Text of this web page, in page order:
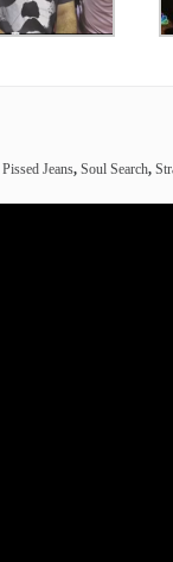
Pissed Jeans, Soul Search,